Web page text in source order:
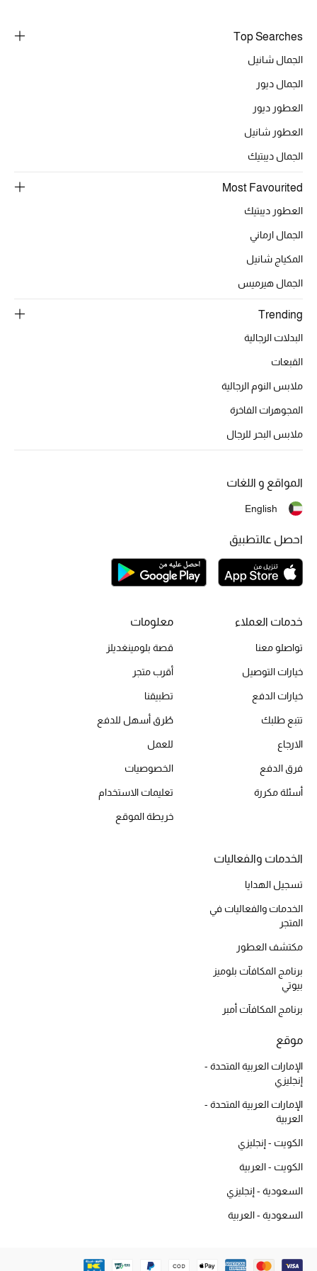
الموسم الجديد
حصريًا عبر الإنترنت
جميع إصدارتنا النسائية
الحب للمحلي
الملابس الرياضية النسائية
حقائب وأحذية متطابقة
هدايا للنساء
جميع الأحذية النسائية
جميع الإكسسورات النسائية
موضة نسائية
الموسم الجديد
دليل ملتزمات الحقائب
حقائب الأطفال
تسوقوا الحقائب
الموسم الجديد
الأحذية الرجالية
أحذية للأطفال
Top Searches
الجمال شانيل
الجمال ديور
العطور ديور
العطور شانيل
الجمال ديبتيك
Most Favourited
العطور ديبتيك
الجمال ارماني
المكياج شانيل
الجمال هيرميس
Trending
البدلات الرجالية
القبعات
ملابس النوم الرجالية
المجوهرات الفاخرة
ملابس البحر للرجال
خدمات العملاء
تواصلو معنا
خيارات التوصيل
خيارات الدفع
تتبع طلبك
الارجاع
فرق الدفع
أسئلة مكررة
معلومات
قصة بلومينغديلز
أقرب متجر
تطبيقنا
طُرق أسهل للدفع
للعمل
الخصوصيات
تعليمات الاستخدام
خريطة الموقع
الخدمات والفعاليات
تسجيل الهدايا
الخدمات والفعاليات في
المتجر
مكتشف العطور
برنامج المكافآت بلوميز
بيوتي
برنامج المكافآت أمبر
موقع
الإمارات العربية المتحدة -
إنجليزي
الإمارات العربية المتحدة -
العربية
الكويت - إنجليزي
الكويت - العربية
السعودية - إنجليزي
السعودية - العربية
المواقع و اللغات
English
احصل عالتطبيق